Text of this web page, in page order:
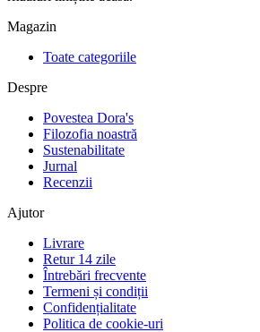
Magazin
Toate categoriile
Despre
Povestea Dora's
Filozofia noastră
Sustenabilitate
Jurnal
Recenzii
Ajutor
Livrare
Retur 14 zile
Întrebări frecvente
Termeni și condiții
Confidențialitate
Politica de cookie-uri